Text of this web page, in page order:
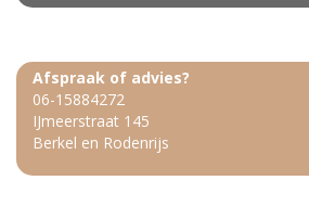
Afspraak of advies?
06-15884272
IJmeerstraat 145
Berkel en Rodenrijs